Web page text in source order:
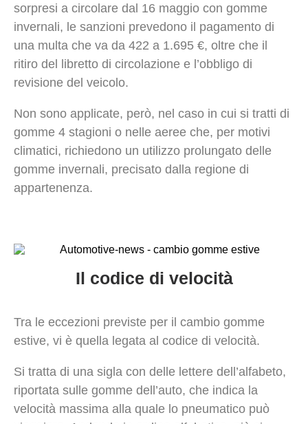
sorpresi a circolare dal 16 maggio con gomme
invernali, le sanzioni prevedono il pagamento di
una multa che va da 422 a 1.695 €, oltre che il
ritiro del libretto di circolazione e l’obbligo di
revisione del veicolo.
Non sono applicate, però, nel caso in cui si tratti di
gomme 4 stagioni o nelle aeree che, per motivi
climatici, richiedono un utilizzo prolungato delle
gomme invernali, precisato dalla regione di
appartenenza.
Il codice di velocità
Tra le eccezioni previste per il cambio gomme
estive, vi è quella legata al codice di velocità.
Si tratta di una sigla con delle lettere dell’alfabeto,
riportata sulle gomme dell’auto, che indica la
velocità massima alla quale lo pneumatico può